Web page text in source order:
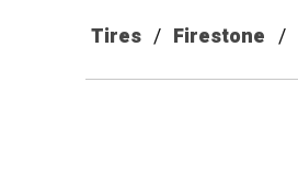
Tires Firestone